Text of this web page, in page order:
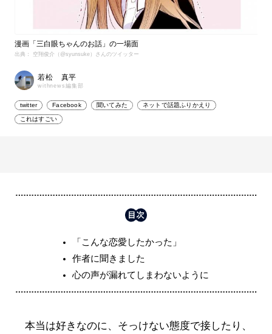
漫画「三白眼ちゃんのお話」の一場面
出典： 空翔俊介（@syunsuke）さんのツイッター
若松 真平
withnews編集部
twitter Facebook 聞いてみた ネットで話題ふりかえり
これはすごい
「こんな恋愛したかった」
作者に聞きました
心の声が漏れてしまわないように
本当は好きなのに、そっけない態度で接したり、